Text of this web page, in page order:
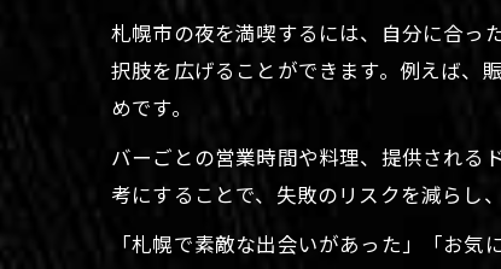
札幌市の夜を満喫するには、自分に合っ
択肢を広げることができます。例えば、
めです。
バーごとの営業時間や料理、提供される
考にすることで、失敗のリスクを減らし
「札幌で素敵な出会いがあった」「お